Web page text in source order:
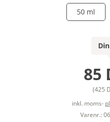
50 ml
85
(425
inkl. moms-
Varenr.: